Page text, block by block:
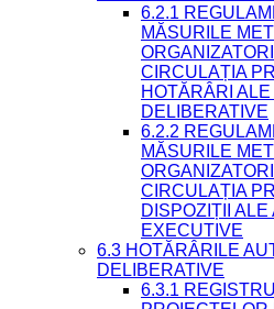
6.2.1
MĂSURILE
CIRCULAȚIA
HOTĂRÂRI ALE
DELIBERATIVE
6.2.2
MĂSURILE
CIRCULAȚIA
DISPOZIȚII ALE
EXECUTIVE
6.3 HOTĂRÂRILE
DELIBERATIVE
6.3.1